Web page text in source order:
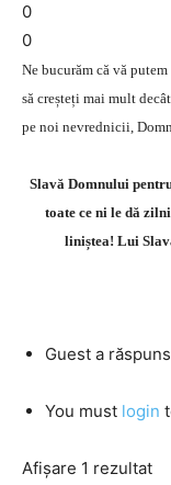
0
0
Ne bucurăm că vă
să creșteți mai mult
pe noi nevrednicii,
Slavă Domnului
toate ce ni le dă
liniștea! Lui
Guest a răspuns
You must login
Afișare 1 rezultat